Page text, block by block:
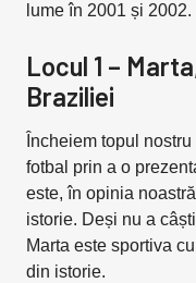
lume în 2001 și 2002.
Locul 1 –
Braziliei
Încheiem topul
fotbal prin a o
este, în opinia
istorie. Deși nu a
Marta este sportiva
din istorie.